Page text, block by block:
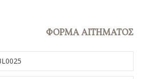
ΦΟΡΜΑ ΑΙΤΗΜΑΤΟΣ